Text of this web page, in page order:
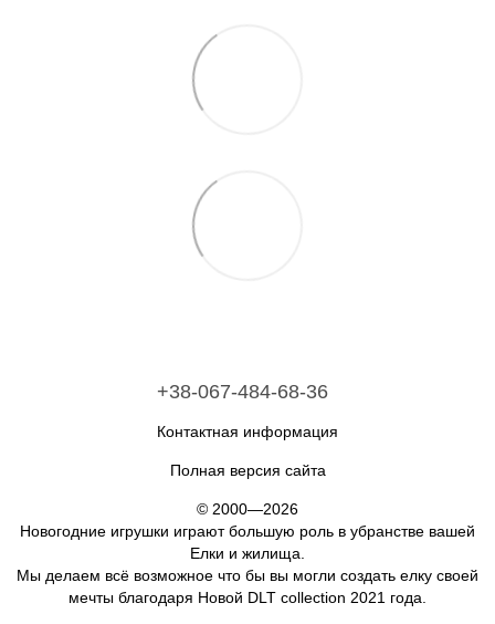
+38-067-484-68-36
Контактная информация
Полная версия сайта
© 2000—2026
Новогодние игрушки играют большую роль в убранстве вашей
Елки и жилища.
Мы делаем всё возможное что бы вы могли создать елку своей
мечты благодаря Новой DLT collection 2021 года.